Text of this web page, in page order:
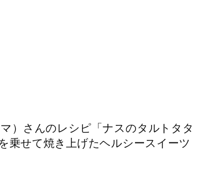
）さんのレシピ「ナスのタルトタタ
乗せて焼き上げたヘルシースイーツ